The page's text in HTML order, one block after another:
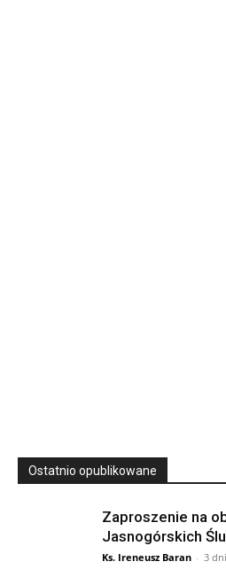
Ostatnio opublikowane
Zaproszenie na
Jasnogórskich
Ks. Ireneusz Baran - 3